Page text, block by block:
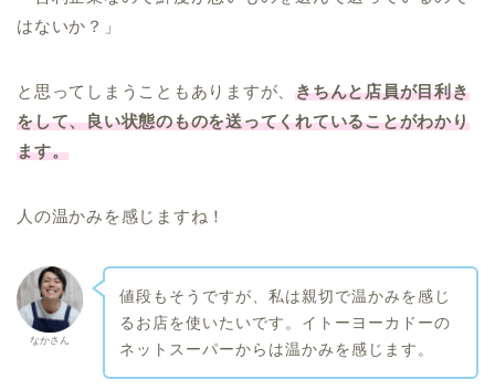
はないか？」
と思ってしまうこともありますが、きちんと店員が目利き
をして、良い状態のものを送ってくれていることがわかり
ます。
人の温かみを感じますね！
なかさん
値段もそうですが、私は親切で温かみを感じ
るお店を使いたいです。イトーヨーカドーの
ネットスーパーからは温かみを感じます。